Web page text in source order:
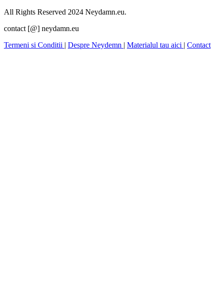
All Rights Reserved 2024 Neydamn.eu.
contact [@] neydamn.eu
Termeni si Conditii | Despre Neydemn | Materialul tau aici | Contact